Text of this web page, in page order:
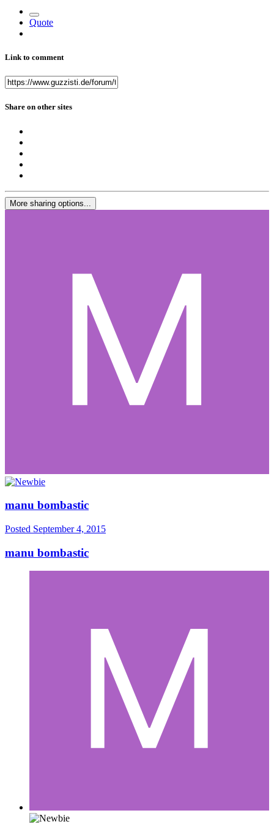
Quote
Link to comment
Share on other sites
More sharing options...
manu bombastic
Posted September 4, 2015
manu bombastic